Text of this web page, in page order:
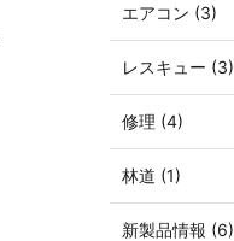
エアコン (3)
レスキュー (3)
修理 (4)
林道 (1)
新製品情報 (6)